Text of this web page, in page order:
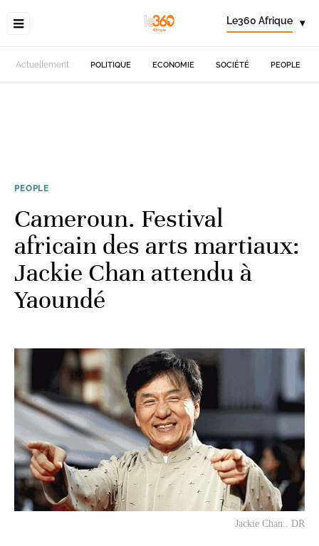
Le360 Afrique ▾
Actuellement POLITIQUE ECONOMIE SOCIÉTÉ PEOPLE
PEOPLE
Cameroun. Festival
africain des arts martiaux:
Jackie Chan attendu à
Yaoundé
Jackie Chan.. DR